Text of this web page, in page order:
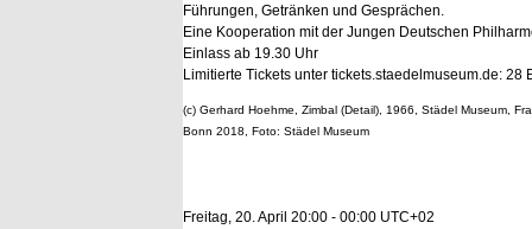
Führungen, Getränken und Gesprächen.
Eine Kooperation mit der Jungen Deutschen
Einlass ab 19.30 Uhr
Limitierte Tickets unter tickets.staedelmuseum.de: 28
(c) Gerhard Hoehme, Zimbal (Detail), 1966, Städel Museum,
Bonn 2018, Foto: Städel Museum
Freitag, 20. April 20:00 - 00:00 UTC+02